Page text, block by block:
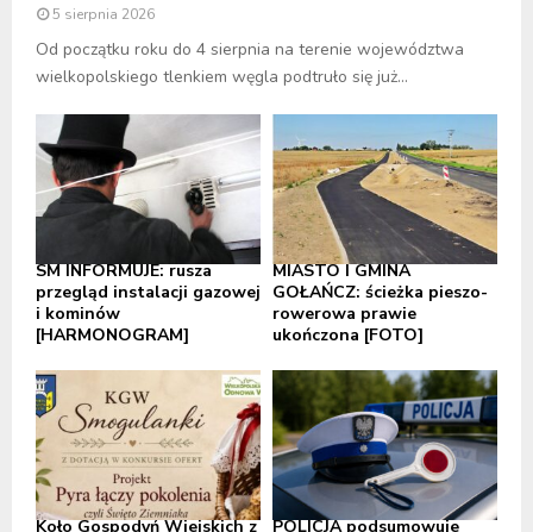
5 sierpnia 2026
Od początku roku do 4 sierpnia na terenie województwa
wielkopolskiego tlenkiem węgla podtruło się już...
SM INFORMUJE: rusza
przegląd instalacji gazowej
i kominów
[HARMONOGRAM]
MIASTO I GMINA
GOŁAŃCZ: ścieżka pieszo-
rowerowa prawie
ukończona [FOTO]
Koło Gospodyń Wiejskich z
POLICJA podsumowuje